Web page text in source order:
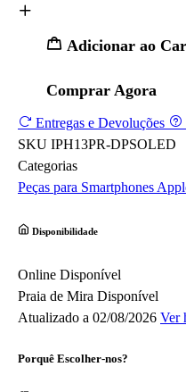
Adicionar ao
Comprar Agora
Entregas e Devoluções
SKU IPH13PR-DPSOLED
Categorias
Peças para Smartphones
Disponibilidade
Online Disponível
Praia de Mira Disponível
Atualizado a 02/08/2026 Ver
Porquê Escolher-nos?